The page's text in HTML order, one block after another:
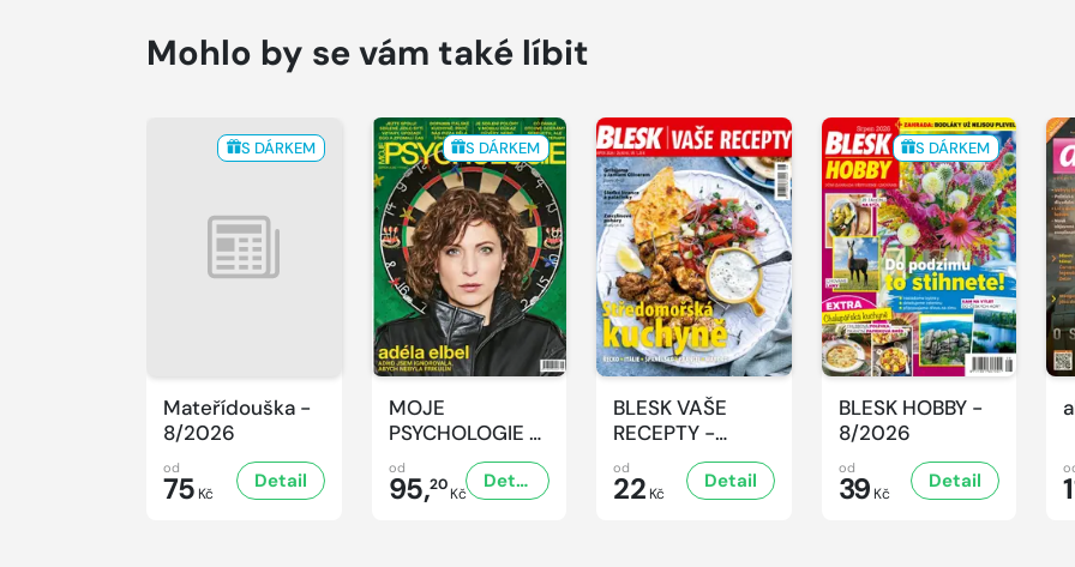
Mohlo by se vám také líbit
S DÁRKEM
Mateřídouška -
8/2026
od
75 Kč
Detail
S DÁRKEM
MOJE
PSYCHOLOGIE -
8/2026
od
95,20Kč
Detail
BLESK VAŠE
RECEPTY -
8/2026
od
22 Kč
Detail
S DÁRKEM
BLESK HOBBY -
8/2026
od
39 Kč
Detail